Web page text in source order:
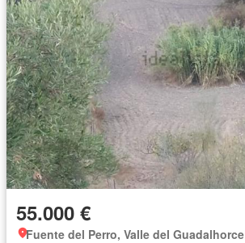
55.000 €
Fuente del Perro, Valle del Guadalhorce